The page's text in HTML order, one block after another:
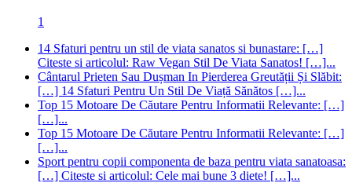
1
14 Sfaturi pentru un stil de viata sanatos si bunastare: […]
Citeste si articolul: Raw Vegan Stil De Viata Sanatos! […]...
Cântarul Prieten Sau Dușman In Pierderea Greutății Și Slăbit:
[…] 14 Sfaturi Pentru Un Stil De Viață Sănătos […]...
Top 15 Motoare De Căutare Pentru Informatii Relevante: […]
[…]...
Top 15 Motoare De Căutare Pentru Informatii Relevante: […]
[…]...
Sport pentru copii componenta de baza pentru viata sanatoasa:
[…] Citeste si articolul: Cele mai bune 3 diete! […]...